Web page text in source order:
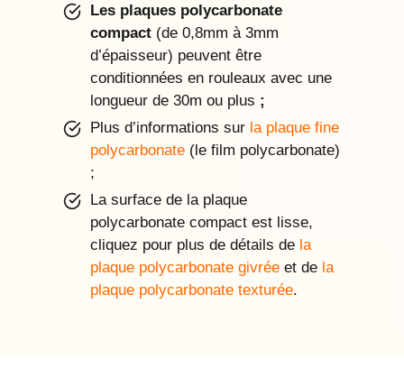
Les plaques polycarbonate
compact (de 0,8mm à 3mm
d’épaisseur) peuvent être
conditionnées en rouleaux avec une
longueur de 30m ou plus ;
Plus d’informations sur la plaque fine
polycarbonate (le film polycarbonate)
;
La surface de la plaque
polycarbonate compact est lisse,
cliquez pour plus de détails de la
plaque polycarbonate givrée et de la
plaque polycarbonate texturée.